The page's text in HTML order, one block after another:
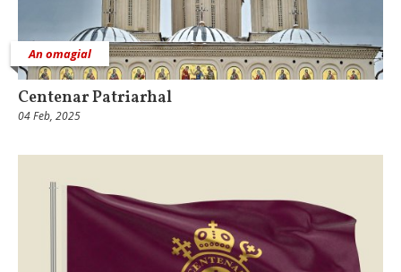
An omagial
Centenar Patriarhal
04 Feb, 2025